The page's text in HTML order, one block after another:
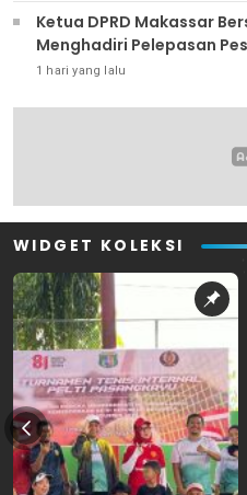
Ketua DPRD Makassar
Menghadiri Pelepasan
1 hari yang lalu
WIDGET KOLEKSI